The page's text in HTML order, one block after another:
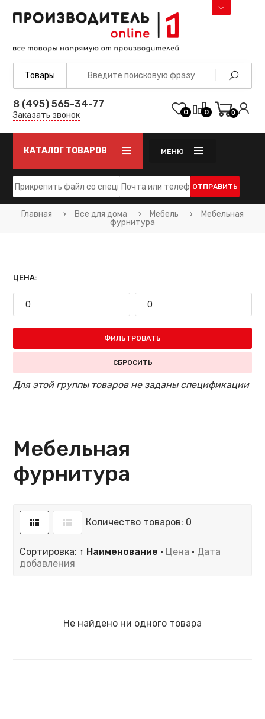
8 (495) 565-34-77
Заказать звонок 0 0 0
КАТАЛОГ ТОВАРОВ МЕНЮ
ОТПРАВИТЬ
Главная Все для дома Мебель
Мебельная
фурнитура
ЦЕНА:
ФИЛЬТРОВАТЬ
СБРОСИТЬ
Для этой группы товаров не заданы спецификации
Мебельная
фурнитура
Количество товаров: 0
Сортировка: ↑ Наименование · Цена · Дата
добавления
Не найдено ни одного товара